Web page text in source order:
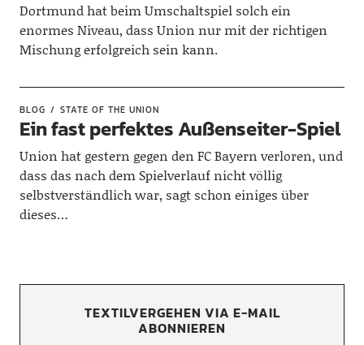
Dortmund hat beim Umschaltspiel solch ein
enormes Niveau, dass Union nur mit der richtigen
Mischung erfolgreich sein kann.
BLOG STATE OF THE UNION
Ein fast perfektes Außenseiter-Spiel
Union hat gestern gegen den FC Bayern verloren, und
dass das nach dem Spielverlauf nicht völlig
selbstverständlich war, sagt schon einiges über
dieses…
TEXTILVERGEHEN VIA E-MAIL
ABONNIEREN